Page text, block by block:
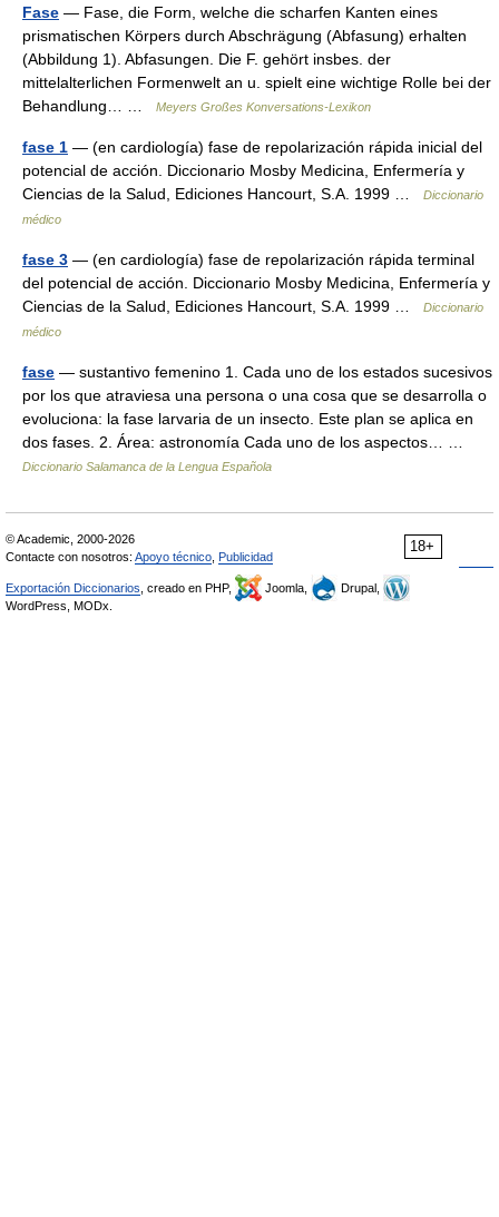
Fase — Fase, die Form, welche die scharfen Kanten eines
prismatischen Körpers durch Abschrägung (Abfasung) erhalten
(Abbildung 1). Abfasungen. Die F. gehört insbes. der
mittelalterlichen Formenwelt an u. spielt eine wichtige Rolle bei der
Behandlung… …
Meyers Großes Konversations-Lexikon
fase 1 — (en cardiología) fase de repolarización rápida inicial del
potencial de acción. Diccionario Mosby Medicina, Enfermería y
Ciencias de la Salud, Ediciones Hancourt, S.A. 1999 …
Diccionario
médico
fase 3 — (en cardiología) fase de repolarización rápida terminal
del potencial de acción. Diccionario Mosby Medicina, Enfermería y
Ciencias de la Salud, Ediciones Hancourt, S.A. 1999 …
Diccionario
médico
fase — sustantivo femenino 1. Cada uno de los estados sucesivos
por los que atraviesa una persona o una cosa que se desarrolla o
evoluciona: la fase larvaria de un insecto. Este plan se aplica en
dos fases. 2. Área: astronomía Cada uno de los aspectos… …
Diccionario Salamanca de la Lengua Española
18+
© Academic, 2000-2026
Contacte con nosotros: Apoyo técnico Publicidad
Exportación Diccionarios , creado en PHP, Joomla,
Drupal,
WordPress, MODx.